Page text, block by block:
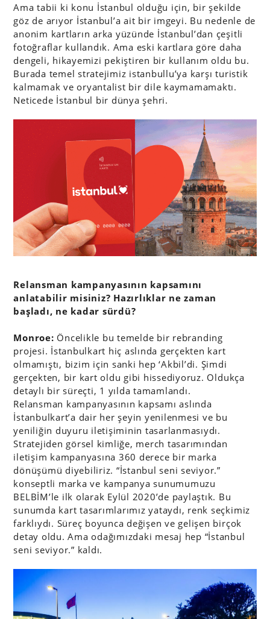
Ama tabii ki konu İstanbul olduğu için, bir şekilde
göz de arıyor İstanbul’a ait bir imgeyi. Bu nedenle de
anonim kartların arka yüzünde İstanbul’dan çeşitli
fotoğraflar kullandık. Ama eski kartlara göre daha
dengeli, hikayemizi pekiştiren bir kullanım oldu bu.
Burada temel stratejimiz istanbullu’ya karşı turistik
kalmamak ve oryantalist bir dile kaymamamaktı.
Neticede İstanbul bir dünya şehri.
Relansman kampanyasının kapsamını
anlatabilir misiniz? Hazırlıklar ne zaman
başladı, ne kadar sürdü?
Monroe: Öncelikle bu temelde bir rebranding
projesi. İstanbulkart hiç aslında gerçekten kart
olmamıştı, bizim için sanki hep ‘Akbil’di. Şimdi
gerçekten, bir kart oldu gibi hissediyoruz. Oldukça
detaylı bir süreçti, 1 yılda tamamlandı.
Relansman kampanyasının kapsamı aslında
İstanbulkart’a dair her şeyin yenilenmesi ve bu
yeniliğin duyuru iletişiminin tasarlanmasıydı.
Stratejiden görsel kimliğe, merch tasarımından
iletişim kampanyasına 360 derece bir marka
dönüşümü diyebiliriz. “İstanbul seni seviyor.”
konseptli marka ve kampanya sunumumuzu
BELBİM’le ilk olarak Eylül 2020’de paylaştık. Bu
sunumda kart tasarımlarımız yataydı, renk seçkimiz
farklıydı. Süreç boyunca değişen ve gelişen birçok
detay oldu. Ama odağımızdaki mesaj hep “İstanbul
seni seviyor.” kaldı.